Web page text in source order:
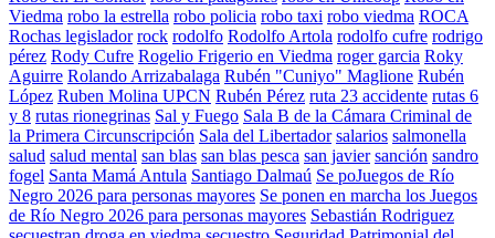
Viedma robo la estrella robo policia robo taxi robo viedma ROCA
Rochas legislador rock rodolfo Rodolfo Artola rodolfo cufre rodrigo
pérez Rody Cufre Rogelio Frigerio en Viedma roger garcia Roky
Aguirre Rolando Arrizabalaga Rubén "Cuniyo" Maglione Rubén
López Ruben Molina UPCN Rubén Pérez ruta 23 accidente rutas 6
y 8 rutas rionegrinas Sal y Fuego Sala B de la Cámara Criminal de
la Primera Circunscripción Sala del Libertador salarios salmonella
salud salud mental san blas san blas pesca san javier sanción sandro
fogel Santa Mamá Antula Santiago Dalmaú Se poJuegos de Río
Negro 2026 para personas mayores Se ponen en marcha los Juegos
de Río Negro 2026 para personas mayores Sebastián Rodriguez